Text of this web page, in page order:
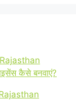
कैसे बनवाएं?